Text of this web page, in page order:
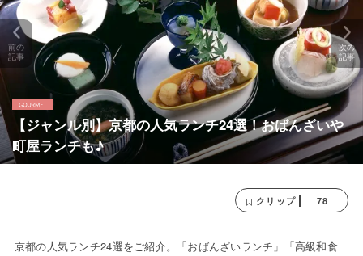
【ジャンル別】京都の人気ランチ24選！おばんざいや
町屋ランチも♪
前の
記事
次の
記事
クリップ 78
京都の人気ランチ24選をご紹介。「おばんざいランチ」「高級和食